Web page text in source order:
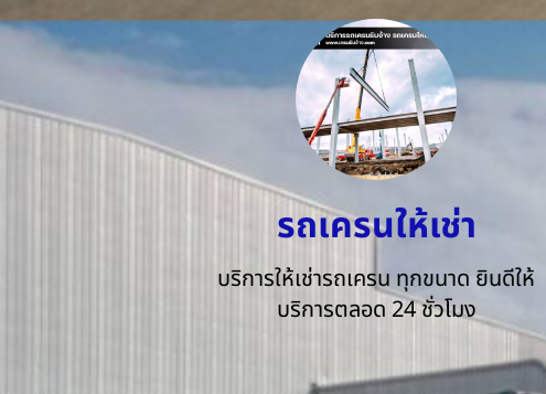
รถเครนให้เช่า
บริการให้เช่ารถเครน ทุกขนาด ยินดีให้
บริการตลอด 24 ชั่วโมง